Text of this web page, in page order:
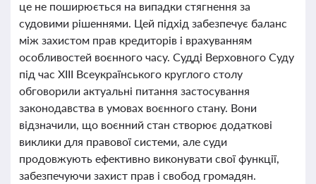
це не поширюється на випадки стягнення за
судовими рішеннями. Цей підхід забезпечує баланс
між захистом прав кредиторів і врахуванням
особливостей воєнного часу. Судді Верховного Суду
під час ХІІІ Всеукраїнського круглого столу
обговорили актуальні питання застосування
законодавства в умовах воєнного стану. Вони
відзначили, що воєнний стан створює додаткові
виклики для правової системи, але суди
продовжують ефективно виконувати свої функції,
забезпечуючи захист прав і свобод громадян.